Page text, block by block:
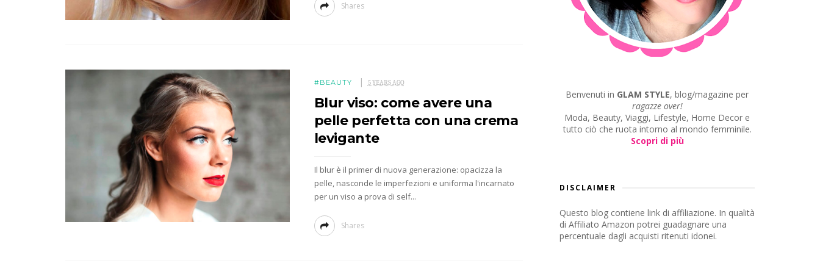
Shares
#BEAUTY 5 YEARS AGO
Blur viso: come avere una
pelle perfetta con una crema
levigante
Il blur è il primer di nuova generazione: opacizza la
pelle, nasconde le imperfezioni e uniforma l'incarnato
per un viso a prova di self...
Shares
Benvenuti in GLAM STYLE, blog/magazine per
ragazze over!
Moda, Beauty, Viaggi, Lifestyle, Home Decor e
tutto ciò che ruota intorno al mondo femminile.
Scopri di più
DISCLAIMER
Questo blog contiene link di affiliazione. In qualità
di Affiliato Amazon potrei guadagnare una
percentuale dagli acquisti ritenuti idonei.